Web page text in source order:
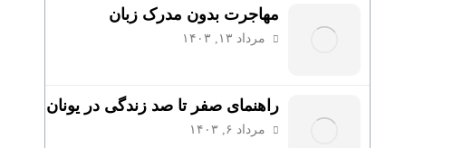
مهاجرت بدون مدرک زبان
مرداد ۱۳, ۱۴۰۳
راهنمای صفر تا صد زندگی در یونان
مرداد ۶, ۱۴۰۳